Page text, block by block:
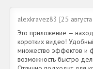
alexkravez83 [25
Это приложение —
коротких видео!
множество эффектов и
возможность быстро